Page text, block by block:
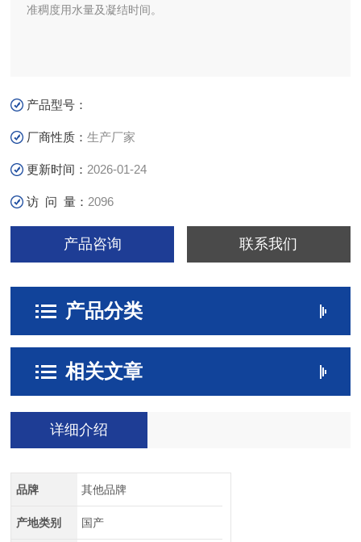
准稠度用水量及凝结时间。
产品型号：
厂商性质：生产厂家
更新时间： 2026-01-24
访 问 量： 2096
产品咨询 联系我们
产品分类
相关文章
详细介绍
品牌 其他品牌
产地类别 国产